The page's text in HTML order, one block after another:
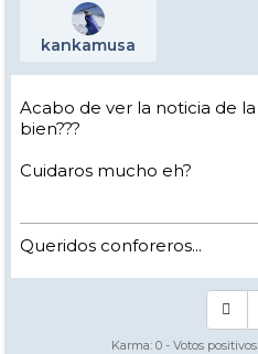
kankamusa
Acabo de ver la noticia de
bien???
Cuidaros mucho eh?
Queridos conforeros...
Karma: 0 - Votos positivos: